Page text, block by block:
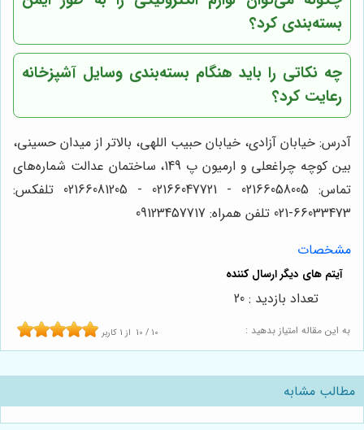
بسته‌بندی کرد؟
چه نکاتی را باید هنگام بسته‌بندی وسایل آشپزخانه
رعایت کرد؟
آدرس: خیابان آزادی، خیابان حبیب اللهی، بالاتر از میدان حسینی،
بین کوچه چراغعلی و ارمیون پ 149، ساختمان عدالت شماره‌های
تماس: 02166058005 - 02166047721 - 02166081205 تلفکس:
66033473-021 تلفن همراه: 09123457717
مشخصات
به این مقاله امتیاز بدهید : 10 / 10 از1 کاربر
تعداد بازدید : 20
مطالب مشابه